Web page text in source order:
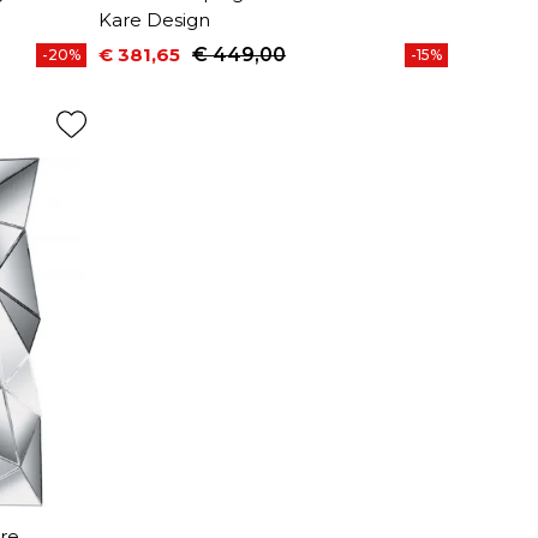
-20%
Kare Design
Prijs
€ 381,65
Normale prijs€ 449,00 -15%